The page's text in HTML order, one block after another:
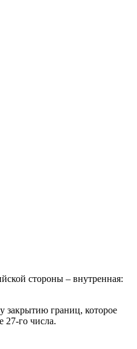
стороны – внутренная:
закрытию границ, которое
27-го числа.